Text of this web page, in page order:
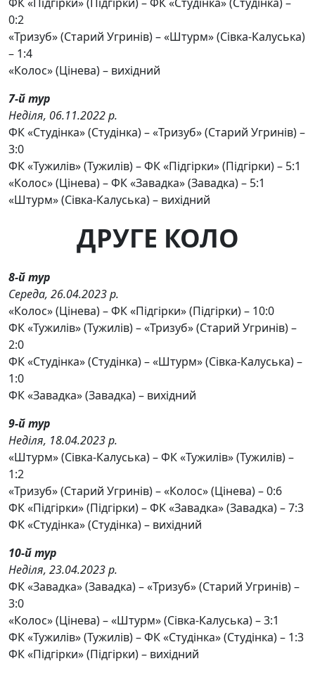
0:2
«Тризуб» (Старий Угринів) – «Штурм» (Сівка-Калуська)
– 1:4
«Колос» (Цінева) – вихідний
7-й тур
Неділя, 06.11.2022 р.
ФК «Студінка» (Студінка) – «Тризуб» (Старий Угринів) –
3:0
ФК «Тужилів» (Тужилів) – ФК «Підгірки» (Підгірки) – 5:1
«Колос» (Цінева) – ФК «Завадка» (Завадка) – 5:1
«Штурм» (Сівка-Калуська) – вихідний
ДРУГЕ КОЛО
8-й тур
Середа, 26.04.2023р.
«Колос» (Цінева) – ФК «Підгірки» (Підгірки) – 10:0
ФК «Тужилів» (Тужилів) – «Тризуб» (Старий Угринів) –
2:0
ФК «Студінка» (Студінка) – «Штурм» (Сівка-Калуська) –
1:0
ФК «Завадка» (Завадка) – вихідний
9-й тур
Неділя, 18.04.2023 р.
«Штурм» (Сівка-Калуська) – ФК «Тужилів» (Тужилів) –
1:2
«Тризуб» (Старий Угринів) – «Колос» (Цінева) – 0:6
ФК «Підгірки» (Підгірки) – ФК «Завадка» (Завадка) – 7:3
ФК «Студінка» (Студінка) – вихідний
10-й тур
Неділя, 23.04.2023 р.
ФК «Завадка» (Завадка) – «Тризуб» (Старий Угринів) –
3:0
«Колос» (Цінева) – «Штурм» (Сівка-Калуська) – 3:1
ФК «Тужилів» (Тужилів) – ФК «Студінка» (Студінка) – 1:3
ФК «Підгірки» (Підгірки) – вихідний